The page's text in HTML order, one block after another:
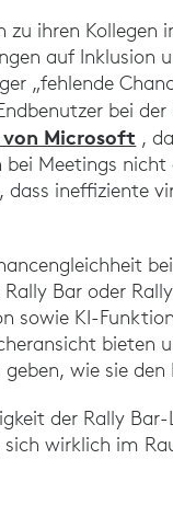
ihren
auf Inklusion
„fehlende
bei
von Microsoft ,
Meetings nicht
dass ineffiziente
Bar oder
sowie KI-
bieten
wie sie
der Rally
wirklich im